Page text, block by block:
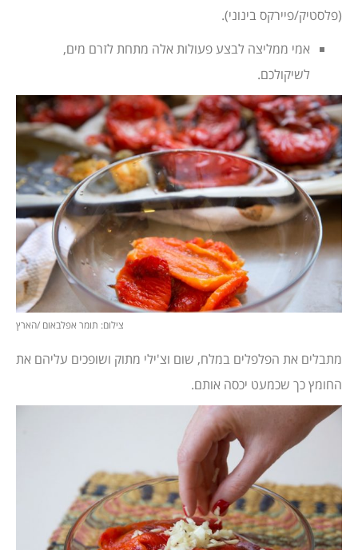
(פלסטיק/פיירקס בינוני).
אמי ממליצה לבצע פעולות אלה מתחת לזרם מים,
לשיקולכם.
צילום: תומר אפלבאום /הארץ
מתבלים את הפלפלים במלח, שום וצ'ילי מתוק ושופכים עליהם את
החומץ כך שכמעט יכסה אותם.